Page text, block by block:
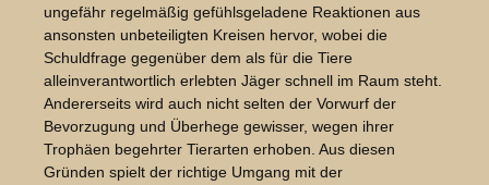
ungefähr regelmäßig gefühlsgeladene Reaktionen aus
ansonsten unbeteiligten Kreisen hervor, wobei die
Schuldfrage gegenüber dem als für die Tiere
alleinverantwortlich erlebten Jäger schnell im Raum steht.
Andererseits wird auch nicht selten der Vorwurf der
Bevorzugung und Überhege gewisser, wegen ihrer
Trophäen begehrter Tierarten erhoben. Aus diesen
Gründen spielt der richtige Umgang mit der